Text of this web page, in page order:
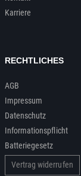
Karriere
RECHTLICHES
AGB
Impressum
Datenschutz
Informationspflicht
Batteriegesetz
Vertrag widerrufen